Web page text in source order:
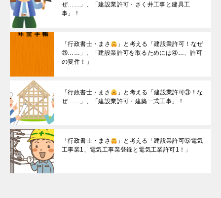
ぜ……」、「建設業許可・さく井工事と建具工
事」！
「行政書士・まさ
」と考える「建設業許可！なぜ
㉓……」、「建設業許可を取るためには④…、許可
の要件！」
「行政書士・まさ
」と考える「建設業許可③！な
ぜ……」、「建設業許可・建築一式工事」！
「行政書士・まさ
」と考える「建設業許可⑤電気
工事業1、電気工事業登録と電気工業許可1！」